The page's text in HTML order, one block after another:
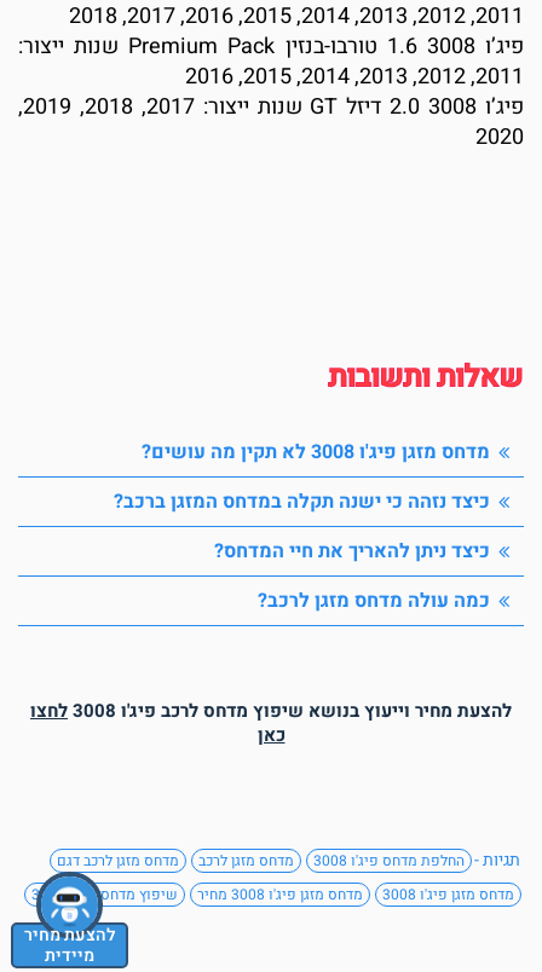
2011, 2012, 2013, 2014, 2015, 2016, 2017, 2018
פיג’ו 3008 1.6 טורבו-בנזין Premium Pack שנות ייצור:
2011, 2012, 2013, 2014, 2015, 2016
פיג’ו 3008 2.0 דיזל GT שנות ייצור: 2017, 2018, 2019,
2020
שאלות ותשובות
מדחס מזגן פיג'ו 3008 לא תקין מה עושים?
כיצד נזהה כי ישנה תקלה במדחס המזגן ברכב?
כיצד ניתן להאריך את חיי המדחס?
כמה עולה מדחס מזגן לרכב?
להצעת מחיר וייעוץ בנושא שיפוץ מדחס לרכב פיג'ו 3008
לחצו
כאן
תגיות - החלפת מדחס פיג'ו 3008 מדחס מזגן לרכב
מדחס מזגן לרכב דגם
מדחס מזגן פיג'ו 3008
מדחס מזגן פיג'ו 3008 מחיר שיפוץ מדחס פיג'ו 3008
להצעת מחיר
מיידית